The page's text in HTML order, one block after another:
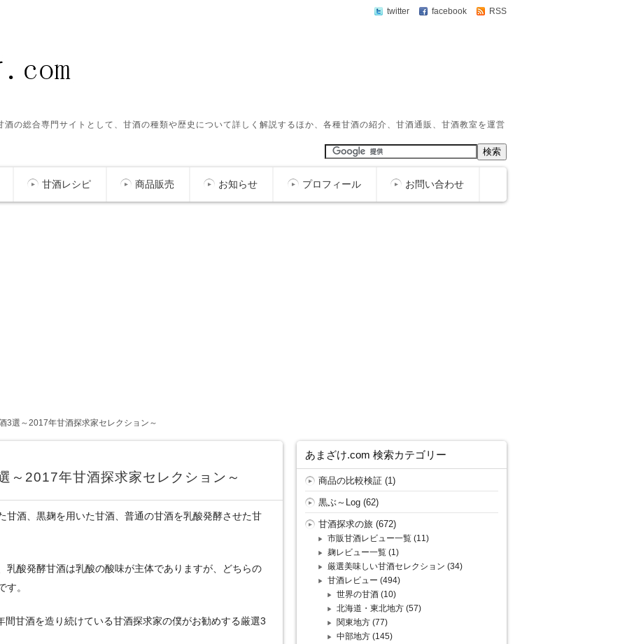
twitter facebook RSS
の総合専門サイトとして、甘酒の種類や歴史について詳しく解説するほか、各種甘酒の紹介、甘酒通販、甘酒教室を運営
甘酒レシピ 商品販売 お知らせ プロフィール お問い合わせ
3選～2017年甘酒探求家セレクション～
～2017年甘酒探求家セレクション～
甘酒、黒麹を用いた甘酒、普通の甘酒を乳酸発酵させた甘
乳酸発酵甘酒は乳酸の酸味が主体でありますが、どちらの
。
甘酒を造り続けている甘酒探求家の僕がお勧めする厳選3
あまざけ.com 検索カテゴリー
商品の比較検証 (1)
黒ぶ～Log (62)
甘酒探求の旅 (672)
市販甘酒レビュー一覧 (11)
麹レビュー一覧 (1)
厳選美味しい甘酒セレクション (34)
甘酒レビュー (494)
世界の甘酒 (10)
北海道・東北地方 (57)
関東地方 (77)
中部地方 (145)